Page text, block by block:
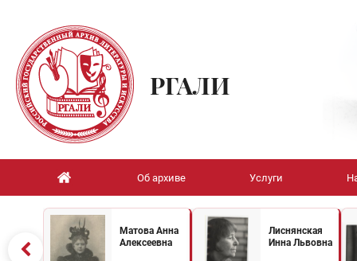
РГАЛИ
Об архиве Услуги
Матова Анна
Алексеевна
Лиснянская
Инна Львовна